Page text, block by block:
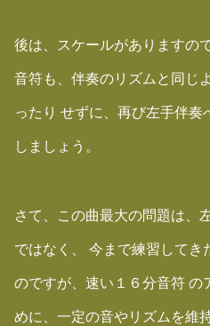
後は、スケールがありますの
音符も、伴奏のリズムと同じ
ったり せずに、再び左手伴奏
しましょう。
さて、この曲最大の問題は、
ではなく、 今まで練習してき
のですが、速い１６分音符 の
めに、一定の音やリズムを維